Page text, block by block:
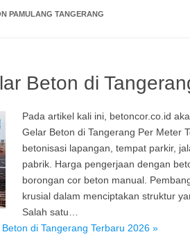
PAMULANG TANGERANG
Beton di
Pada artikel kali ini, betoncor.co.id
Gelar Beton di Tangerang Per Meter
betonisasi lapangan, tempat parkir,
pabrik. Harga pengerjaan dengan
borongan cor beton manual.
krusial dalam menciptakan struktur
Salah satu…
di Tangerang Terbaru 2026 »